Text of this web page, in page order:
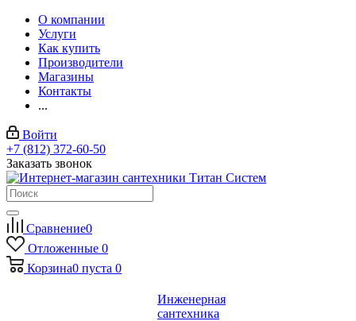
О компании
Услуги
Как купить
Производители
Магазины
Контакты
...
Войти
+7 (812) 372-60-50
Заказать звонок
Сравнение0
Отложенные 0
Корзина0 пуста 0
Инженерная
сантехника